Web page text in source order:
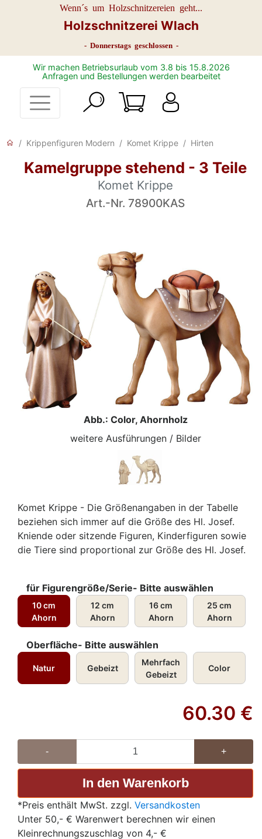
Wenn´s um Holzschnitzereien geht...
Holzschnitzerei Wlach
- Donnerstags geschlossen -
Wir machen Betriebsurlaub vom 3.8 bis 15.8.2026
Anfragen und Bestellungen werden bearbeitet
Krippenfiguren Modern Komet Krippe Hirten
Kamelgruppe stehend - 3 Teile
Komet Krippe
Art.-Nr. 78900KAS
Abb.: Color, Ahornholz
weitere Ausführungen / Bilder
Komet Krippe - Die Größenangaben in der Tabelle
beziehen sich immer auf die Größe des Hl. Josef.
Kniende oder sitzende Figuren, Kinderfiguren sowie
die Tiere sind proportional zur Größe des Hl. Josef.
für Figurengröße/Serie- Bitte auswählen
10 cm
Ahorn
12 cm
Ahorn
16 cm
Ahorn
25 cm
Ahorn
Oberfläche- Bitte auswählen
Natur Gebeizt
Mehrfach
Gebeizt
Color
60.30 €
- +
*Preis enthält MwSt. zzgl. Versandkosten
Unter 50,- € Warenwert berechnen wir einen
Kleinrechnungszuschlag von 4,- €